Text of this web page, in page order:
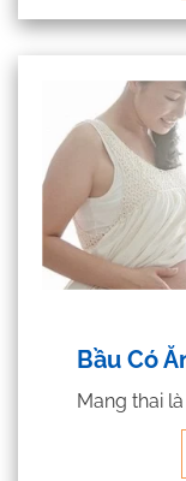
Bầu Có
Mang thai